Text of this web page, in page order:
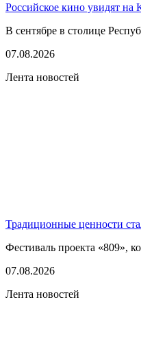
Российское кино увидят на
В сентябре в столице
07.08.2026
Лента новостей
Традиционные ценности
Фестиваль проекта «809»,
07.08.2026
Лента новостей